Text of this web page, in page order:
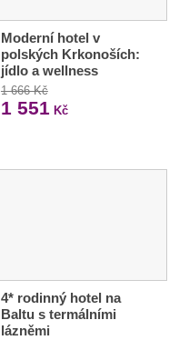
Moderní hotel v
polských Krkonoších:
jídlo a wellness
1 666 Kč
1 551 Kč
4* rodinný hotel na
Baltu s termálními
lázněmi